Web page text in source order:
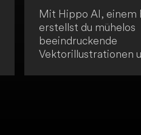
Mit Hippo AI, einem
erstellst du mühelos
beeindruckende
Vektorillustrationen